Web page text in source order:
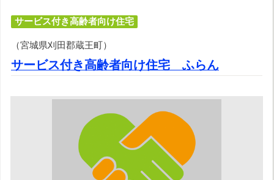
サービス付き高齢者向け住宅
（宮城県刈田郡蔵王町）
サービス付き高齢者向け住宅 ふらん